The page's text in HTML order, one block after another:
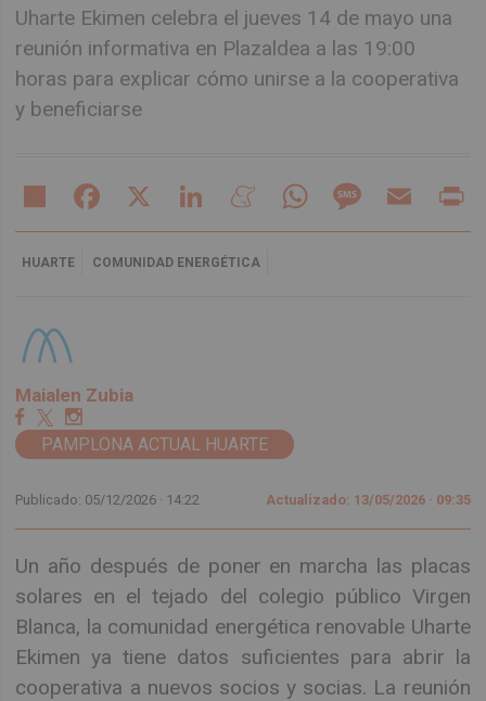
Uharte Ekimen celebra el jueves 14 de mayo una
reunión informativa en Plazaldea a las 19:00
horas para explicar cómo unirse a la cooperativa
y beneficiarse
Share Facebook LinkedIn MeneameWhatsAppMessageEmail
HUARTE COMUNIDAD ENERGÉTICA
Maialen Zubia
PAMPLONA ACTUAL HUARTE
Publicado: 05/12/2026 · 14:22 Actualizado: 13/05/2026 · 09:35
Un año después de poner en marcha las placas
solares en el tejado del colegio público Virgen
Blanca, la comunidad energética renovable Uharte
Ekimen ya tiene datos suficientes para abrir la
cooperativa a nuevos socios y socias. La reunión